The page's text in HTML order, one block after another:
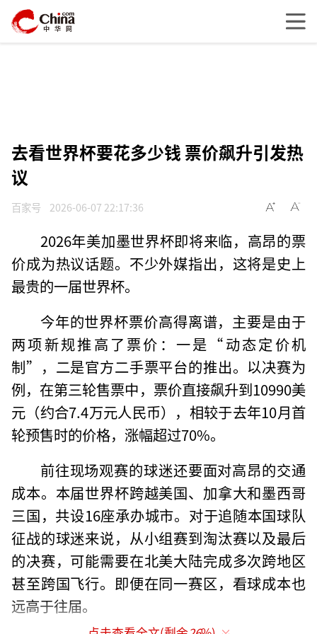
去看世界杯要花多少钱 票价飙升引发热
议
百家号 2026-06-07 22:17:36
2026年美加墨世界杯即将来临，高昂的票
价成为热议话题。不少外媒指出，这将是史上
最贵的一届世界杯。
今年的世界杯票价高得离谱，主要是由于
两项新规推高了票价：一是“动态定价机
制”，二是官方二手票平台的推出。以决赛为
例，在第三轮售票中，票价直接飙升到10990美
元（约合7.4万元人民币），相较于去年10月首
轮预售时的价格，涨幅超过70%。
前往现场观赛的球迷还要面对高昂的交通
成本。本届世界杯跨越美国、加拿大和墨西哥
三国，共设16座承办城市。对于追随本国球队
征战的球迷来说，从小组赛到淘汰赛以及最后
的决赛，可能需要在北美大陆完成多次跨地区
甚至跨国飞行。即便在同一赛区，看球成本也
远高于往届。